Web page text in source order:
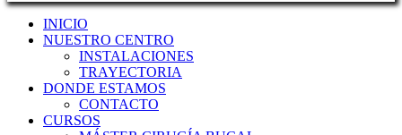
INICIO
NUESTRO CENTRO
INSTALACIONES
TRAYECTORIA
DONDE ESTAMOS
CONTACTO
CURSOS